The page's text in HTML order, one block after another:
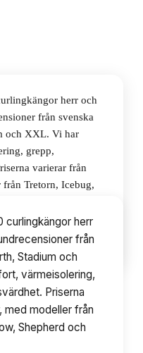
herr och
från svenska
och XXL. Vi har
grepp,
varierar från
Tretorn, Icebug,
10avsnitt
curlingkängor herr
från
Stadium och
värmeisolering,
Priserna
med modeller från
Shepherd och